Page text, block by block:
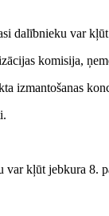
dalībnieku var
komisija,
izmantošanas
var kļūt jebkura 8.